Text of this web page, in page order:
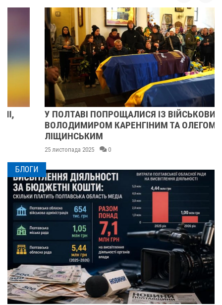
У ПОЛТАВІ ПОПРОЩАЛИСЯ ІЗ ВІЙСЬКОВИМИ
ВОЛОДИМИРОМ КАРЕНГІНИМ ТА ОЛЕГОМ
ЛІЩИНСЬКИМ
25 листопада 2025 0
БЛОГИ